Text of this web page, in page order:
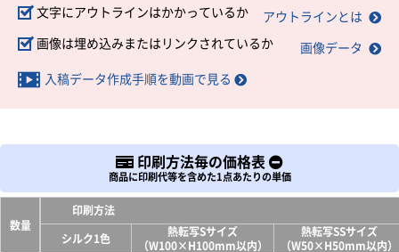
文字にアウトラインはかかっているか アウトラインとは
画像は埋め込みまたはリンクされているか 画像データ
入稿データ作成手順を動画で見る
印刷方法毎の価格表
商品に印刷代等を含めた1点あたりの単価
数量
印刷方法
シルク1色
熱転写Sサイズ
（W100×H100mm以内）
熱転写SSサイズ
（W50×H50mm以内）